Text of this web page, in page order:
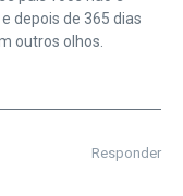
depois de 365 dias
outros olhos.
Responder